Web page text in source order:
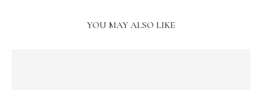
YOU MAY ALSO LIKE